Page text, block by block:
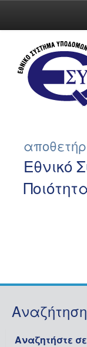
navigation
Εθνικό
Αναζήτηση
Αναζητήστε